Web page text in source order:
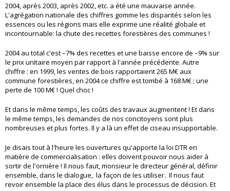
2004, après 2003, après 2002, etc. a été une mauvaise année.
L'agrégation nationale des chiffres gomme les disparités selon les
essences ou les régions mais elle exprime une réalité globale et
incontournable: la chute des recettes forestières des communes !
2004 au total c'est –7% des recettes et une baisse encore de –9% sur
le prix unitaire moyen par rapport à l'année précédente. Autre
chiffre : en 1999, les ventes de bois rapportaient 265 M€ aux
commune forestières, en 2004 ce chiffre est tombé à 168 M€ ; une
perte de 100 M€ ! Quel choc !
Et dans le même temps, les coûts des travaux augmentent ! Et dans
le même temps, les demandes de nos concitoyens sont plus
nombreuses et plus fortes. Il y a là un effet de ciseau insupportable.
Je disais tout à l'heure les ouvertures qu'apporte la loi DTR en
matière de commercialisation : elles doivent pouvoir nous aider à
sortir de l'ornière ! Il nous faut, monsieur le directeur général, définir
ensemble, dans le dialogue, la façon de les utiliser. Il nous faut
revoir ensemble la place des élus dans le processus de décision. Et